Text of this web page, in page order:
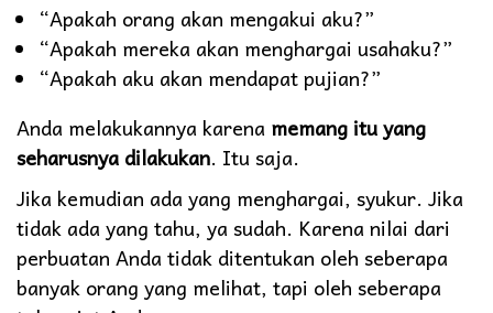
“Apakah orang akan mengakui aku?”
“Apakah mereka akan menghargai usahaku?”
“Apakah aku akan mendapat pujian?”
Anda melakukannya karena memang itu yang
seharusnya dilakukan. Itu saja.
Jika kemudian ada yang menghargai, syukur. Jika
tidak ada yang tahu, ya sudah. Karena nilai dari
perbuatan Anda tidak ditentukan oleh seberapa
banyak orang yang melihat, tapi oleh seberapa